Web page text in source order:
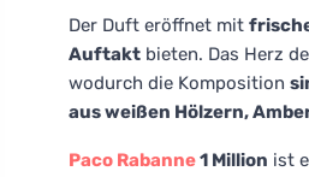
Der Duft eröffnet mit
Auftakt bieten. Das Herz
wodurch die Komposition
aus weißen Hölzern,
Paco Rabanne1 Million ist